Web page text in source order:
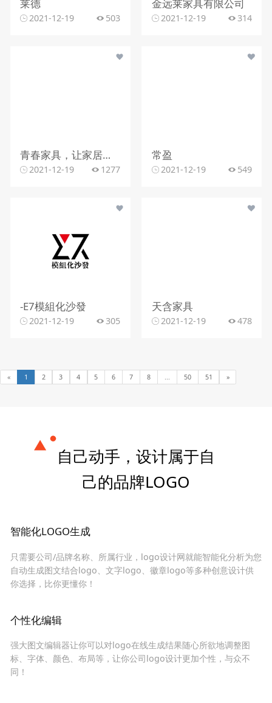
莱德
2021-12-19 503
金远莱家具有限公司
2021-12-19 314
青春家具，让家居承载生活
2021-12-19 1277
常盈
2021-12-19 549
-E7模組化沙發
2021-12-19 305
天含家具
2021-12-19 478
« 1 2 3 4 5 6 7 8 50 51 »
自己动手，设计属于自
己的品牌LOGO
智能化LOGO生成
只需要公司/品牌名称、所属行业，logo设计网就能智能化分析为您
自动生成图文结合logo、文字logo、徽章logo等多种创意设计供
你选择，比你更懂你！
个性化编辑
强大图文编辑器让你可以对logo在线生成结果随心所欲地调整图
标、字体、颜色、布局等，让你公司logo设计更加个性，与众不
同！